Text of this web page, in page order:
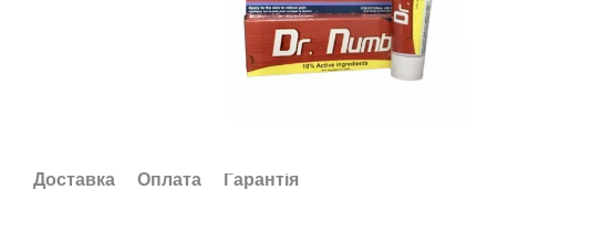
Доставка Оплата Гарантія